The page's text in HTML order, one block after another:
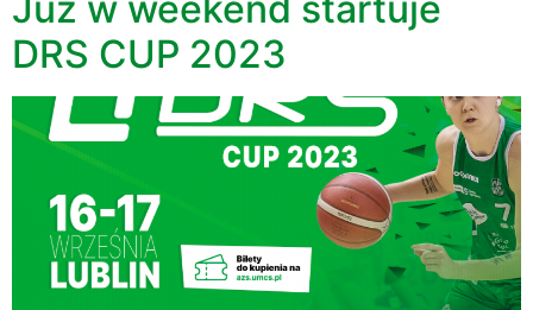
DRS CUP 2023